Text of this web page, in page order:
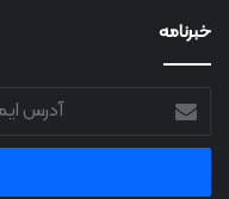
خبرنامه
آدرس
ایمیل
خود